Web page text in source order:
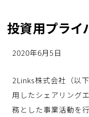
投資用プライ
2020年6月5日
2Links株式会社（以
用したシェアリング
務とした事業活動を